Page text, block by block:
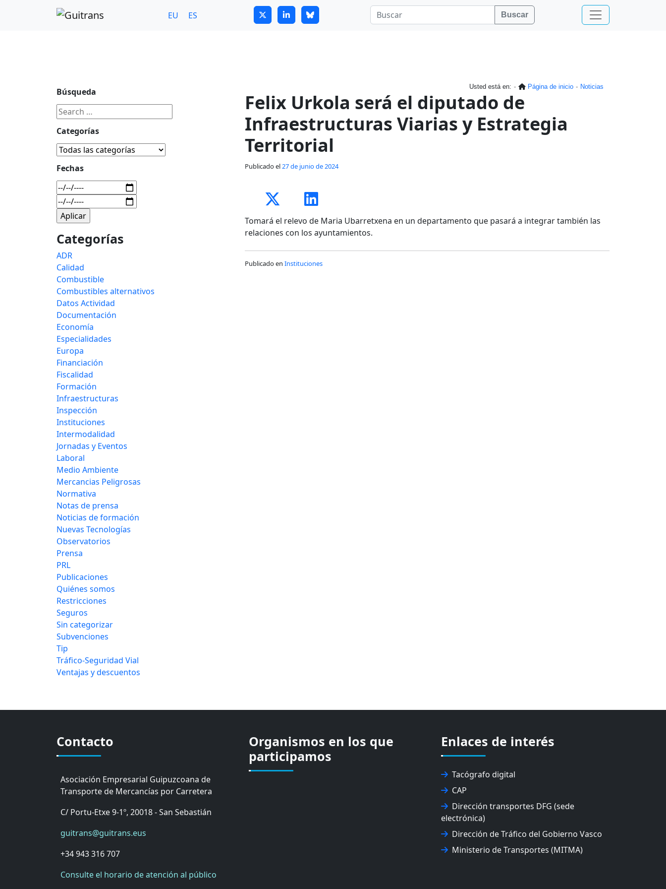
Continuar al contenido principal
C/ Portu-Etxe 9-1º, 20018-San Sebastián 943 31 67 07 guitrans@guitrans.eus
EU ES Buscar
Usted está en: Página de inicio Noticias
Felix Urkola será el diputado de
Infraestructuras Viarias y Estrategia
Territorial
Publicado el27 de junio de 2024
Tomará el relevo de Maria Ubarretxena en un departamento que pasará a integrar también las
relaciones con los ayuntamientos.
Publicado en Instituciones
Búsqueda
Categorías
Fechas
Categorías
ADR
Calidad
Combustible
Combustibles alternativos
Datos Actividad
Documentación
Economía
Especialidades
Europa
Financiación
Fiscalidad
Formación
Infraestructuras
Inspección
Instituciones
Intermodalidad
Jornadas y Eventos
Laboral
Medio Ambiente
Mercancias Peligrosas
Normativa
Notas de prensa
Noticias de formación
Nuevas Tecnologías
Observatorios
Prensa
PRL
Publicaciones
Quiénes somos
Restricciones
Seguros
Sin categorizar
Subvenciones
Tip
Tráfico-Seguridad Vial
Ventajas y descuentos
Contacto
Asociación Empresarial Guipuzcoana de
Transporte de Mercancías por Carretera
C/ Portu-Etxe 9-1º, 20018 - San Sebastián
guitrans@guitrans.eus
+34 943 316 707
Consulte el horario de atención al público
Organismos en los que
participamos
Enlaces de interés
Tacógrafo digital
CAP
Dirección transportes DFG (sede
electrónica)
Dirección de Tráfico del Gobierno Vasco
Ministerio de Transportes (MITMA)